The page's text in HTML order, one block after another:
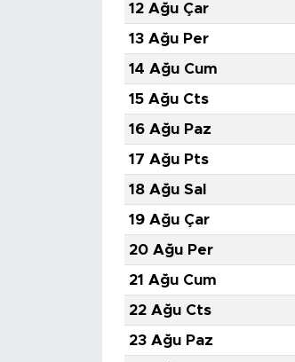
12 Ağu Çar
13 Ağu Per
14 Ağu Cum
15 Ağu Cts
16 Ağu Paz
17 Ağu Pts
18 Ağu Sal
19 Ağu Çar
20 Ağu Per
21 Ağu Cum
22 Ağu Cts
23 Ağu Paz